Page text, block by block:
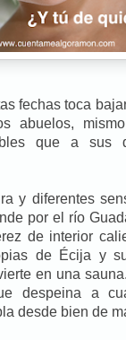
fechas toca
abuelos,
que a
y diferentes
por el río
de interior
de Écija y
en una
despeina a
desde bien de